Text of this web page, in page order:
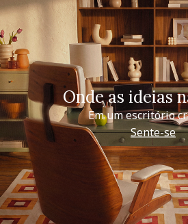
Onde as ideias
Em um escritório
Sente-se